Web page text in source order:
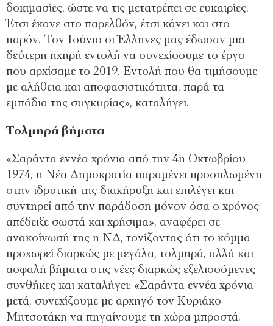
δοκιμασίες, ώστε να τις μετατρέπει σε ευκαιρίες.
Έτσι έκανε στο παρελθόν, έτσι κάνει και στο
παρόν. Τον Ιούνιο οι Έλληνες μας έδωσαν μια
δεύτερη ηχηρή εντολή να συνεχίσουμε το έργο
που αρχίσαμε το 2019. Εντολή που θα τιμήσουμε
με αλήθεια και αποφασιστικότητα, παρά τα
εμπόδια της συγκυρίας», καταλήγει.
Τολμηρά βήματα
«Σαράντα εννέα χρόνια από την 4η Οκτωβρίου
1974, η Νέα Δημοκρατία παραμένει προσηλωμένη
στην ιδρυτική της διακήρυξη και επιλέγει και
συντηρεί από την παράδοση μόνον όσα ο χρόνος
απέδειξε σωστά και χρήσιμα», αναφέρει σε
ανακοίνωσή της η ΝΔ, τονίζοντας ότι το κόμμα
προχωρεί διαρκώς με μεγάλα, τολμηρά, αλλά και
ασφαλή βήματα στις νέες διαρκώς εξελισσόμενες
συνθήκες και καταλήγει: «Σαράντα εννέα χρόνια
μετά, συνεχίζουμε με αρχηγό τον Κυριάκο
Μητσοτάκη να πηγαίνουμε τη χώρα μπροστά.